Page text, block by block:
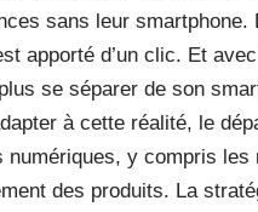
sans leur smartphone.
apporté d’un clic. Et
se séparer de son
à cette réalité, le
numériques, y compris
des produits. La